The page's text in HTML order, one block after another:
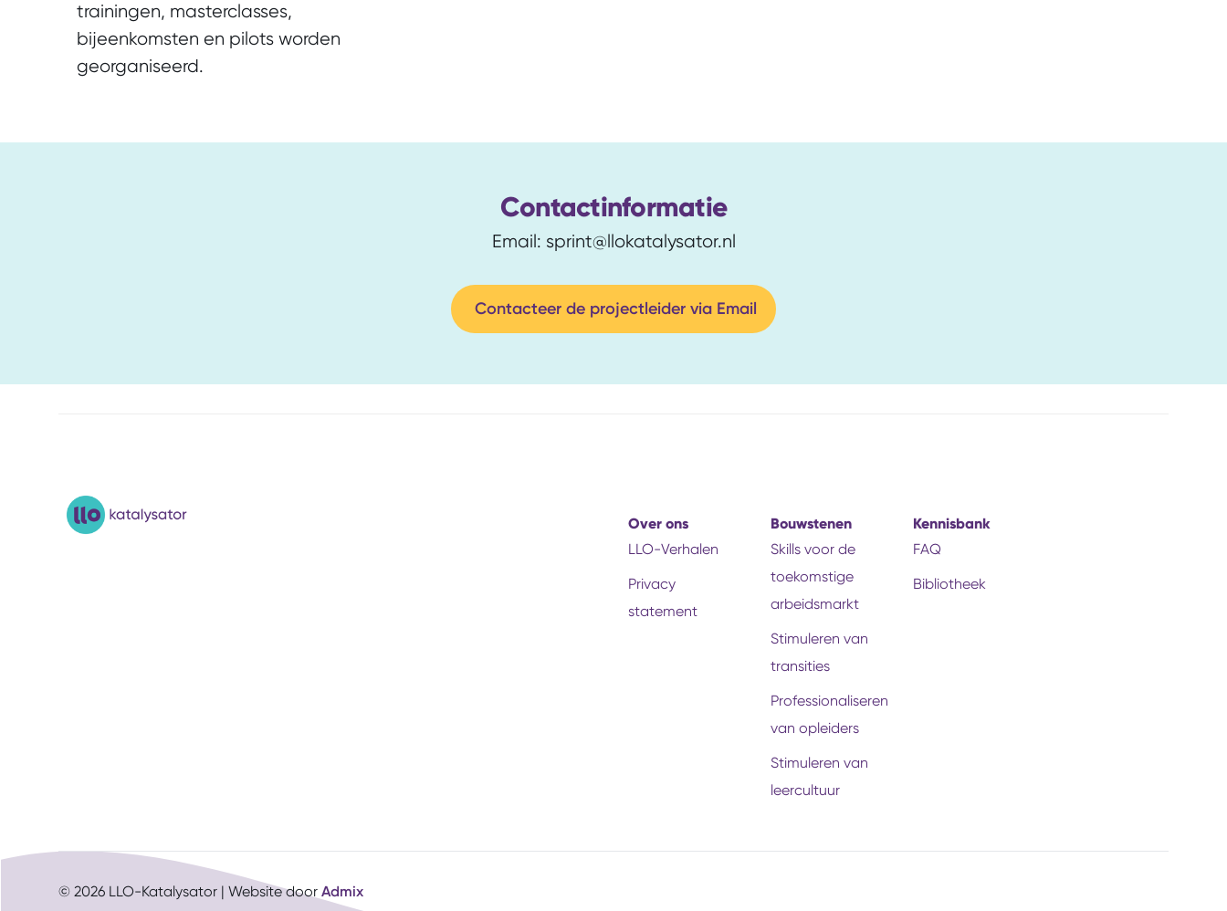
trainingen, masterclasses,
bijeenkomsten en pilots worden
georganiseerd.
Contactinformatie
Email: sprint@llokatalysator.nl
Contacteer de projectleider via Email
Over ons
LLO-Verhalen
Privacy
statement
Bouwstenen
Skills voor de
toekomstige
arbeidsmarkt
Stimuleren van
transities
Professionaliseren
van opleiders
Stimuleren van
leercultuur
Kennisbank
FAQ
Bibliotheek
© 2026 LLO-Katalysator | Website door Admix